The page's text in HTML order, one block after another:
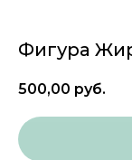
Фигура
500,00 руб.